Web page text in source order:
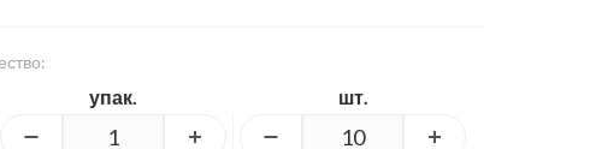
упак. шт.